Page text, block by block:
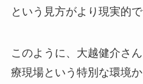
という見方がより現実的で
このように、大越健介さ
療現場という特別な環境